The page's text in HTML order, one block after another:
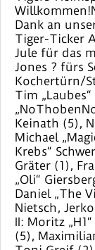
Dank an
Tiger-Ticker
Jule für das
Jones ? fürs
Kochertürn/
Tim
Keinath (5),
Michael
Krebs“
Gräter (1),
„Oli“
Daniel „The
Nietsch,
II: Moritz
(5),